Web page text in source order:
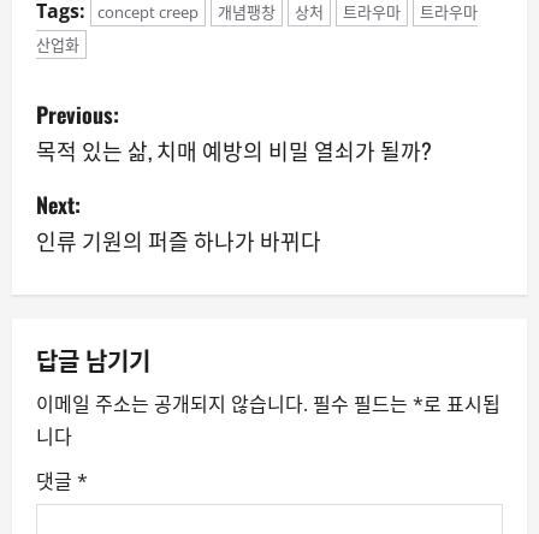
Tags: concept creep 개념팽창 상처 트라우마
트라우마
산업화
P
o
s
t
n
a
v
i
g
Previous:
목적 있는 삶, 치매 예방의 비밀 열쇠가 될까?
Next:
인류 기원의 퍼즐 하나가 바뀌다
답글 남기기
이메일 주소는 공개되지 않습니다. 필수 필드는 *로 표시됩
니다
댓글 *